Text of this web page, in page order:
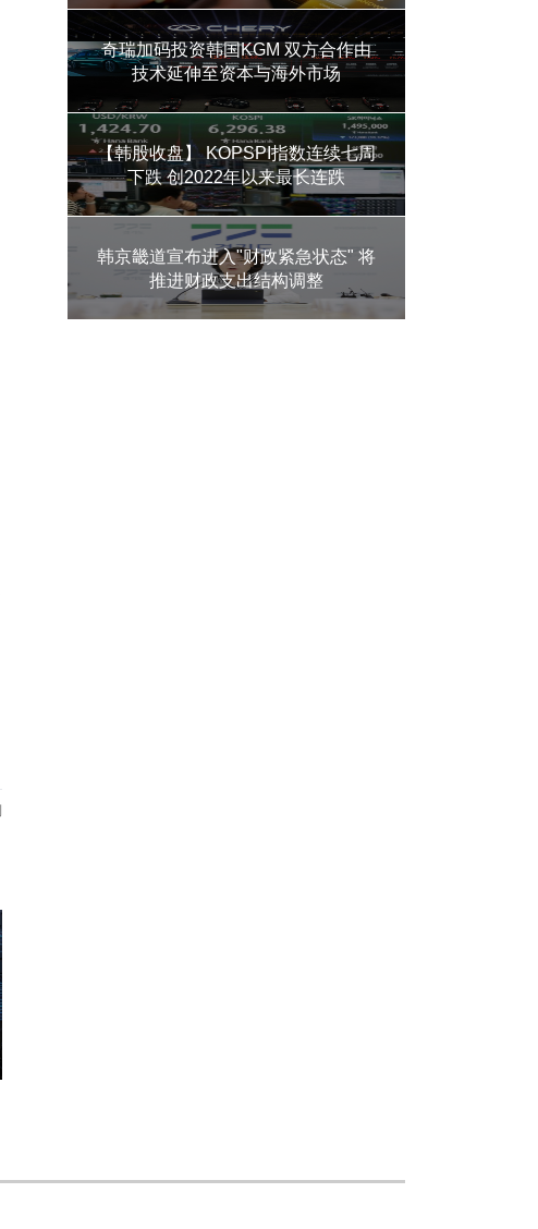
奇瑞加码投资韩国KGM 双方合作由
技术延伸至资本与海外市场
【韩股收盘】 KOPSPI指数连续七周
下跌 创2022年以来最长连跌
韩京畿道宣布进入"财政紧急状态" 将
推进财政支出结构调整